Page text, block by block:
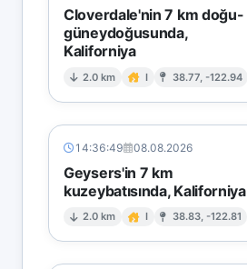
Cloverdale'nin 7 km doğu-
güneydoğusunda,
Kaliforniya
2.0 km I 38.77, -122.94
14:36:49 08.08.2026
Geysers'in 7 km
kuzeybatısında, Kaliforniya
2.0 km I 38.83, -122.81